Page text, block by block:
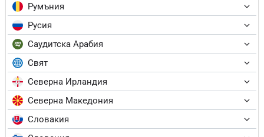
Румъния
Русия
Саудитска Арабия
Свят
Северна Ирландия
Северна Македония
Словакия